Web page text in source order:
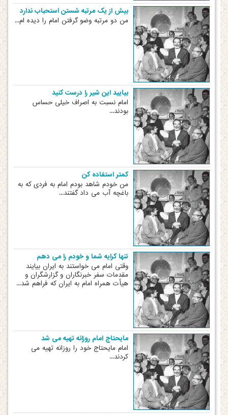
بیش از یک مرتبه شستن استحباب ندارد
من دو مرتبه وضو گرفتن امام را دیده ام...
بیایید این شیر را درست کنید
امام نسبت به اصراف خیلی حساس
بودند...
کمتر استفاده کن
من خودم شاهد بودم امام به فردی که به
باغچه آب می داد گفتند...
تنها کرایه شما و خودم را می دهم
وقتی امام می خواستند به ایران بیایند
مقدمات سفر خبرنگاران و گزارشگران و
هیأت همراه امام به ایران که فراهم شد...
مایحتاج امام روزانه تهیه می شد
امام مایحتاج خود را روزانه تهیه می
کردند...